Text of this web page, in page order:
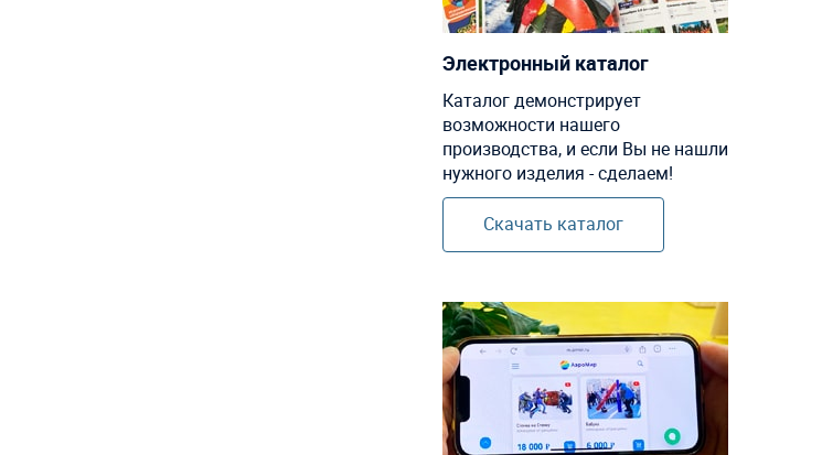
Электронный каталог
Каталог демонстрирует
возможности нашего
производства, и если Вы не нашли
нужного изделия - сделаем!
Скачать каталог